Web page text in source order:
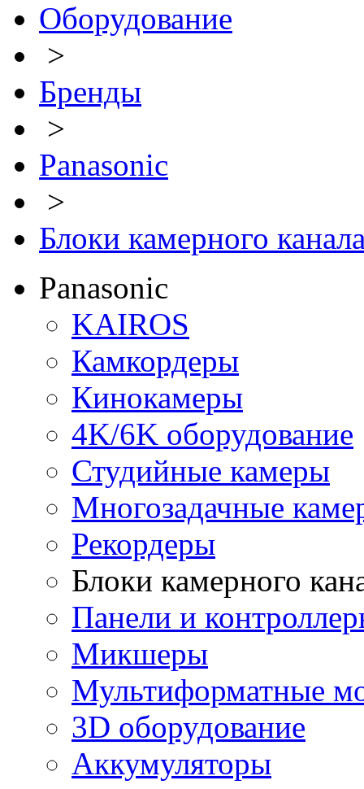
Оборудование
>
Бренды
>
Panasonic
>
Блоки камерного
Panasonic
KAIROS
Камкордеры
Кинокамеры
4K/6K оборудование
Студийные камеры
Многозадачные
Рекордеры
Блоки камерного
Панели и
Микшеры
Мультиформатные
3D оборудование
Аккумуляторы